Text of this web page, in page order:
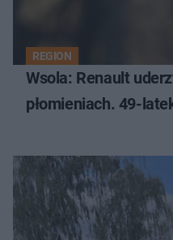
REGION
Wsola: Renault
płomieniach. 49-